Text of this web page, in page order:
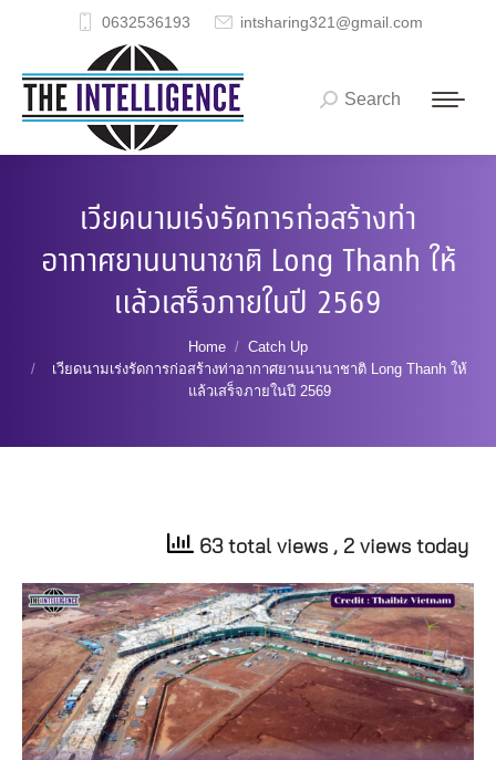
0632536193 intsharing321@gmail.com
Search:
Search
เวียดนามเร่งรัดการก่อสร้างท่า
อากาศยานนานาชาติ Long Thanh ให้
แล้วเสร็จภายในปี 2569
Home
Catch Up
เวียดนามเร่งรัดการก่อสร้างท่าอากาศยานนานาชาติ Long Thanh ให้
แล้วเสร็จภายในปี 2569
63 total views , 2 views today